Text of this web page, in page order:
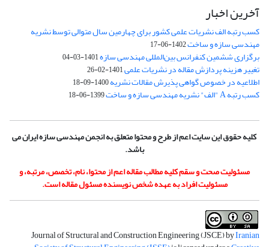
آخرین اخبار
کسب رتبه الف نشریات علمی کشور برای چهارمین سال متوالی توسط نشریه
مهندسی سازه و ساخت1402-06-17
برگزاری ششمین کنفرانس بین‌المللی مهندسی سازه1401-03-04
تغییر هزینه پردازش مقاله در نشریات علمی1401-02-26
اطلاعیه در خصوص گواهی پذیرش مقالات نشریه1400-09-18
کسب رتبه A "الف" نشریه مهندسی سازه و ساخت 1399-06-18
کلیه حقوق این سایت اعم از طرح و محتوا متعلق به انجمن مهندسی سازه ایران می
باشد.
مسئولیت صحت و سقم کلیه مطالب مقاله اعم از محتوا، نام، تخصص، مرتبه، و
مسئولیت افراد به عهده شخص نویسنده مسئول مقاله است.
Journal of Structural and Construction Engineering (JSCE) byIranian